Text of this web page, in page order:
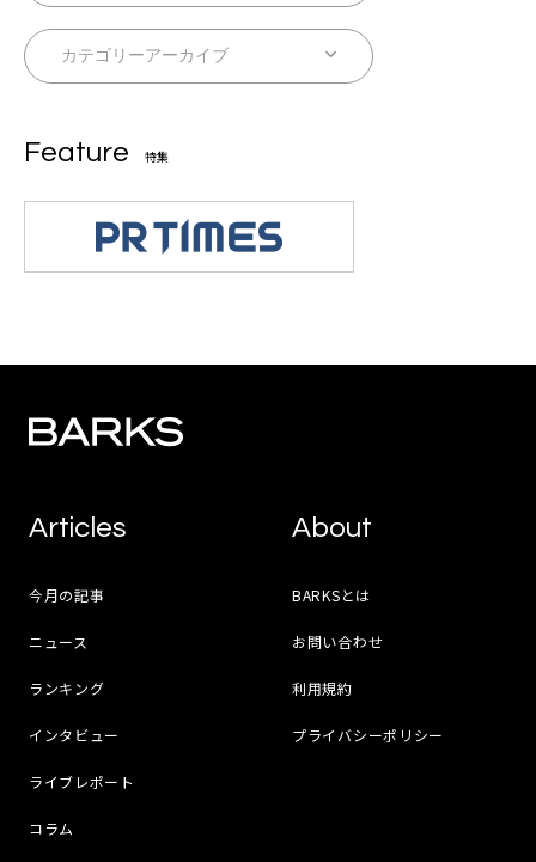
Feature 特集
Articles
今月の記事
ニュース
ランキング
インタビュー
ライブレポート
コラム
About
BARKSとは
お問い合わせ
利用規約
プライバシーポリシー